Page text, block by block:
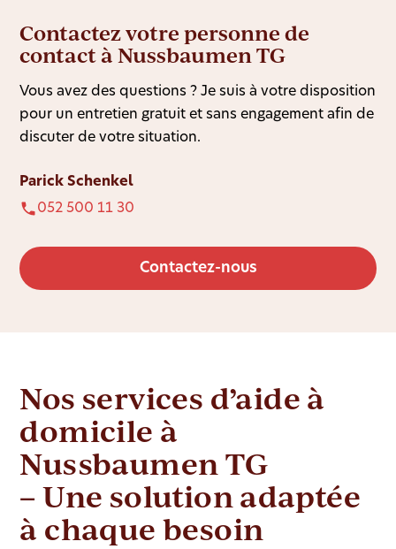
Contactez votre personne de
contact à Nussbaumen TG
Vous avez des questions ? Je suis à votre disposition
pour un entretien gratuit et sans engagement afin de
discuter de votre situation.
Parick Schenkel
052 500 11 30
Contactez-nous
Nos services d’aide à
domicile à
Nussbaumen TG
– Une solution adaptée
à chaque besoin